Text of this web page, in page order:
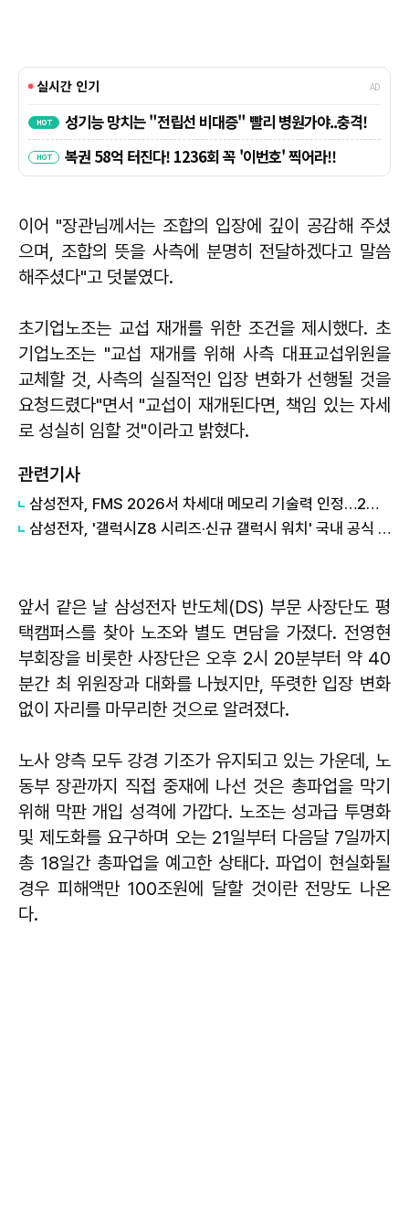
이어 "장관님께서는 조합의 입장에 깊이 공감해 주셨
으며, 조합의 뜻을 사측에 분명히 전달하겠다고 말씀
해주셨다"고 덧붙였다.
초기업노조는 교섭 재개를 위한 조건을 제시했다. 초
기업노조는 "교섭 재개를 위해 사측 대표교섭위원을
교체할 것, 사측의 실질적인 입장 변화가 선행될 것을
요청드렸다"면서 "교섭이 재개된다면, 책임 있는 자세
로 성실히 임할 것"이라고 밝혔다.
관련기사
삼성전자, FMS 2026서 차세대 메모리 기술력 인정…2개 부문 수상
삼성전자, '갤럭시Z8 시리즈·신규 갤럭시 워치' 국내 공식 출시
앞서 같은 날 삼성전자 반도체(DS) 부문 사장단도 평
택캠퍼스를 찾아 노조와 별도 면담을 가졌다. 전영현
부회장을 비롯한 사장단은 오후 2시 20분부터 약 40
분간 최 위원장과 대화를 나눴지만, 뚜렷한 입장 변화
없이 자리를 마무리한 것으로 알려졌다.
노사 양측 모두 강경 기조가 유지되고 있는 가운데, 노
동부 장관까지 직접 중재에 나선 것은 총파업을 막기
위해 막판 개입 성격에 가깝다. 노조는 성과급 투명화
및 제도화를 요구하며 오는 21일부터 다음달 7일까지
총 18일간 총파업을 예고한 상태다. 파업이 현실화될
경우 피해액만 100조원에 달할 것이란 전망도 나온
다.